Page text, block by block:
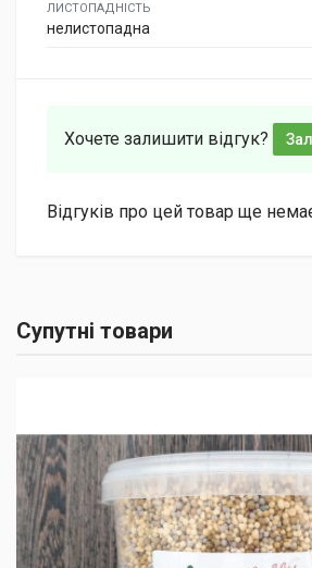
ЛИСТОПАДНІСТЬ
нелистопадна
Хочете залишити відгук?
Відгуків про цей товар ще
Супутні товари